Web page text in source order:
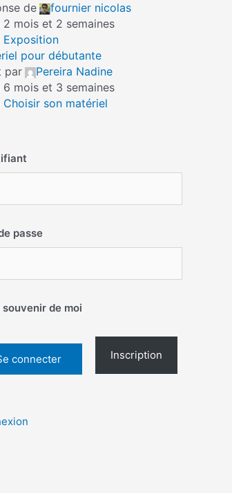
de
fournier nicolas
2 mois et 2 semaines
Exposition
pour débutante
par
Pereira Nadine
6 mois et 3 semaines
Choisir son matériel
passe
souvenir de moi
Inscription